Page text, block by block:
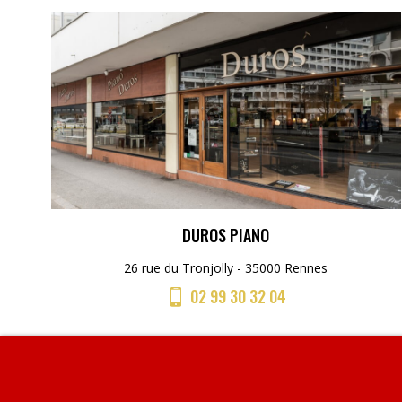
DUROS PIANO
26 rue du Tronjolly - 35000 Rennes
02 99 30 32 04